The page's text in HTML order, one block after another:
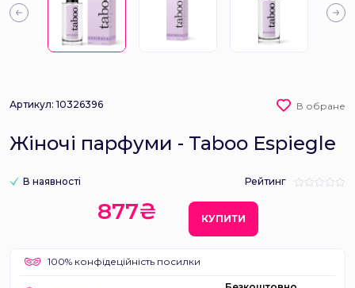
Артикул: 10326396 В обране
Жіночі парфуми - Taboo Espiegle
В наявності Рейтинг
877₴ КУПИТИ
100% конфідеційність посилки